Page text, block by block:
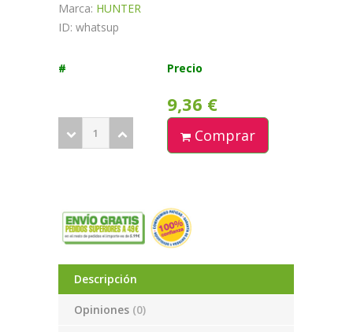
Marca: HUNTER
ID: whatsup
# Precio
9,36 €
Comprar
Descripción
Opiniones (0)